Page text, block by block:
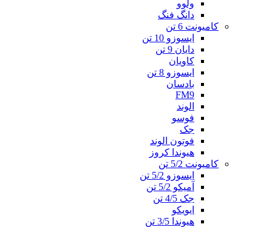
ولوو
دانگ فنگ
کامیونت 6 تن
ایسوزو 10 تن
دایان 9 تن
کاویان
ایسوزو 8 تن
بادسان
FM9
الوند
فوسو
جک
فوتون الوند
هیوندا کروز
کامیونت 5/2 تن
ایسوزو 5/2 تن
آمیکو 5/2 تن
جک 4/5 تن
ایویکو
هیوندا 3/5 تن